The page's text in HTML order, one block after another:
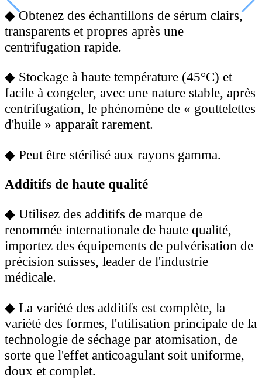
◆Obtenez des échantillons de sérum clairs,
transparents et propres après une
centrifugation rapide.
◆ Stockage à haute température (45°C) et
facile à congeler, avec une nature stable, après
centrifugation, le phénomène de « gouttelettes
d'huile » apparaît rarement.
◆ Peut être stérilisé aux rayons gamma.
Additifs de haute qualité
◆ Utilisez des additifs de marque de
renommée internationale de haute qualité,
importez des équipements de pulvérisation de
précision suisses, leader de l'industrie
médicale.
◆ La variété des additifs est complète, la
variété des formes, l'utilisation principale de la
technologie de séchage par atomisation, de
sorte que l'effet anticoagulant soit uniforme,
doux et complet.